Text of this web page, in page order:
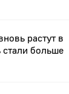
растут в
стали больше